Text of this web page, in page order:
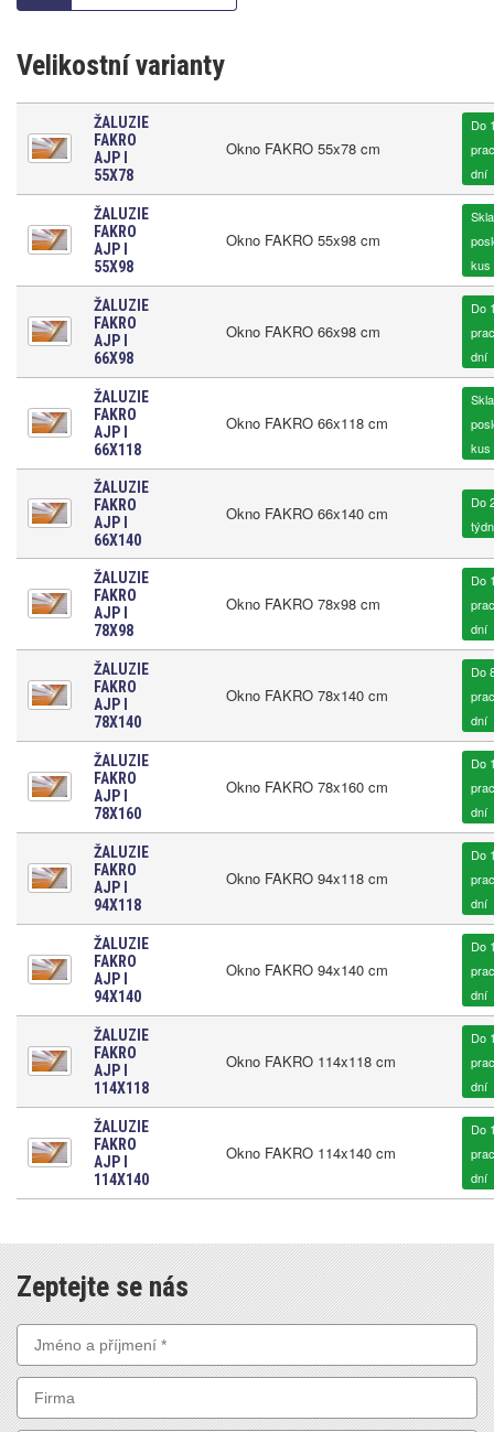
Velikostní varianty
ŽALUZIE
FAKRO
AJP I
55X78
Okno FAKRO 55x78 cm
Do
dní
ŽALUZIE
FAKRO
AJP I
55X98
Okno FAKRO 55x98 cm
kus
ŽALUZIE
FAKRO
AJP I
66X98
Okno FAKRO 66x98 cm
Do
dní
ŽALUZIE
FAKRO
AJP I
66X118
Okno FAKRO 66x118 cm
kus
ŽALUZIE
FAKRO
AJP I
66X140
Okno FAKRO 66x140 cm
Do
ŽALUZIE
FAKRO
AJP I
78X98
Okno FAKRO 78x98 cm
Do
dní
ŽALUZIE
FAKRO
AJP I
78X140
Okno FAKRO 78x140 cm
Do
dní
ŽALUZIE
FAKRO
AJP I
78X160
Okno FAKRO 78x160 cm
Do
dní
ŽALUZIE
FAKRO
AJP I
94X118
Okno FAKRO 94x118 cm
Do
dní
ŽALUZIE
FAKRO
AJP I
94X140
Okno FAKRO 94x140 cm
Do
dní
ŽALUZIE
FAKRO
AJP I
114X118
Okno FAKRO 114x118 cm
Do
dní
ŽALUZIE
FAKRO
AJP I
114X140
Okno FAKRO 114x140 cm
Do
dní
Zeptejte se nás